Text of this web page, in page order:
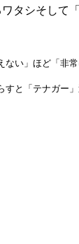
タシそして
ない」ほど「非
と「テナガー」